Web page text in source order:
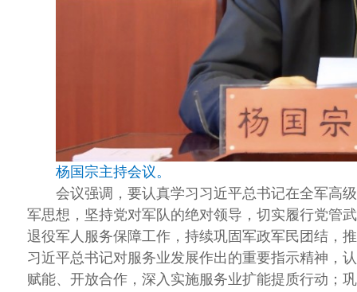
杨国宗主持会议。
会议强调，要认真学习习近平总书记在全军高
军思想，坚持党对军队的绝对领导，切实履行党管
退役军人服务保障工作，持续巩固军政军民团结，
习近平总书记对服务业发展作出的重要指示精神，
赋能、开放合作，深入实施服务业扩能提质行动；